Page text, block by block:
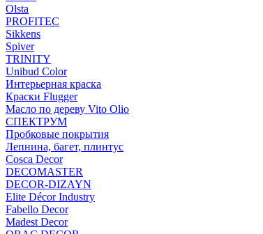
Olsta
PROFITEC
Sikkens
Spiver
TRINITY
Unibud Color
Интерьерная краска
Краски Flugger
Масло по дереву Vito Olio
СПЕКТРУМ
Пробковые покрытия
Лепнина, багет, плинтус
Cosca Decor
DECOMASTER
DECOR-DIZAYN
Elite Décor Industry
Fabello Decor
Madest Decor